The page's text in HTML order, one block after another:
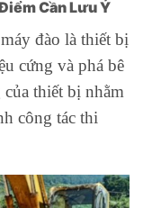
Cần Lưu Ý
đào là thiết bị
cứng và phá bê
thiết bị nhằm
công tác thi